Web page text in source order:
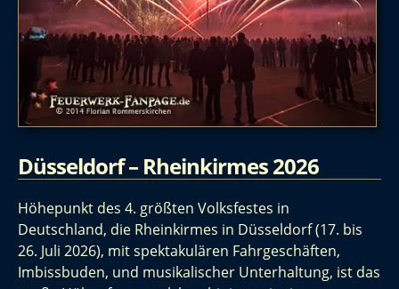
Düsseldorf – Rheinkirmes 2026
Höhepunkt des 4. größten Volksfestes in
Deutschland, die Rheinkirmes in Düsseldorf (17. bis
26. Juli 2026), mit spektakulären Fahrgeschäften,
Imbissbuden, und musikalischer Unterhaltung, ist das